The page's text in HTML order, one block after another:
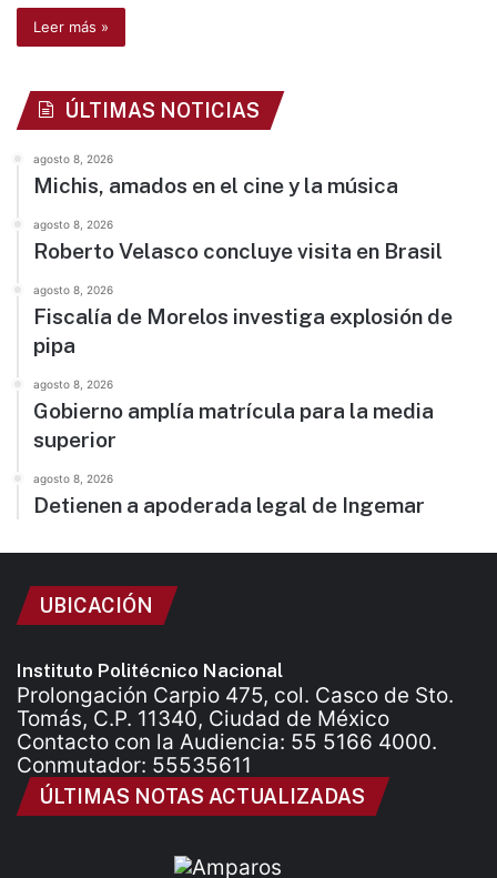
Leer más »
ÚLTIMAS NOTICIAS
agosto 8, 2026
Michis, amados en el cine y la música
agosto 8, 2026
Roberto Velasco concluye visita en Brasil
agosto 8, 2026
Fiscalía de Morelos investiga explosión de
pipa
agosto 8, 2026
Gobierno amplía matrícula para la media
superior
agosto 8, 2026
Detienen a apoderada legal de Ingemar
UBICACIÓN
Instituto Politécnico Nacional
Prolongación Carpio 475, col. Casco de Sto.
Tomás, C.P. 11340, Ciudad de México
Contacto con la Audiencia: 55 5166 4000.
Conmutador: 55535611
ÚLTIMAS NOTAS ACTUALIZADAS